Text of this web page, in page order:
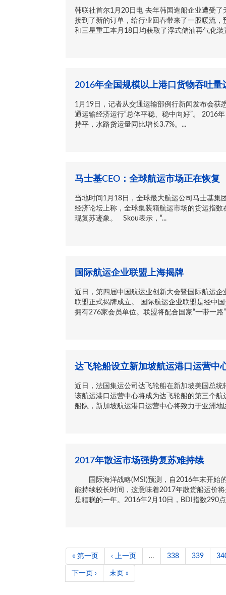
韩联社首尔1月20日电 去年韩国造船企业遭受
接到了新的订单，给行业回春带来了一股暖流
和三星重工本月18日均获取了浮式储油再气化装
2016年全国规模以上港口货物吞吐量
1月19日，记者从交通运输部例行新闻发布会获
通运输经济运行“总体平稳、稳中向好”。 2016
持平，水路货运量同比增长3.7%。...
马士基CEO：全球航运市场正在恢复
当地时间1月18日，全球最大航运公司马士基集
经济论坛上称，全球集装箱航运市场的货运指
现复苏迹象。 Skou表示，“...
国际航运企业联盟上海揭牌
近日，第四届中国航运业创新大会暨国际航运
联盟正式揭牌成立。 国际航运企业联盟是经中
拥有276家会员单位。联盟将配合国家“一带一路
达飞轮船设立新加坡航运港口运营中
近日，法国集运公司达飞轮船在新加坡美国总
该航运港口运营中心将成为达飞轮船的第三个
船队，新加坡航运港口运营中心将致力于亚洲地
2017年散运市场强势复苏难持续
国际海洋战略(MSI)预测，自2016年末开始
能持续较长时间，这意味着2017年散货船运
是糟糕的一年。2016年2月10日，BDI指数290
« 第一页 ‹ 上一页 … 338 339
下一页 › 末页 »